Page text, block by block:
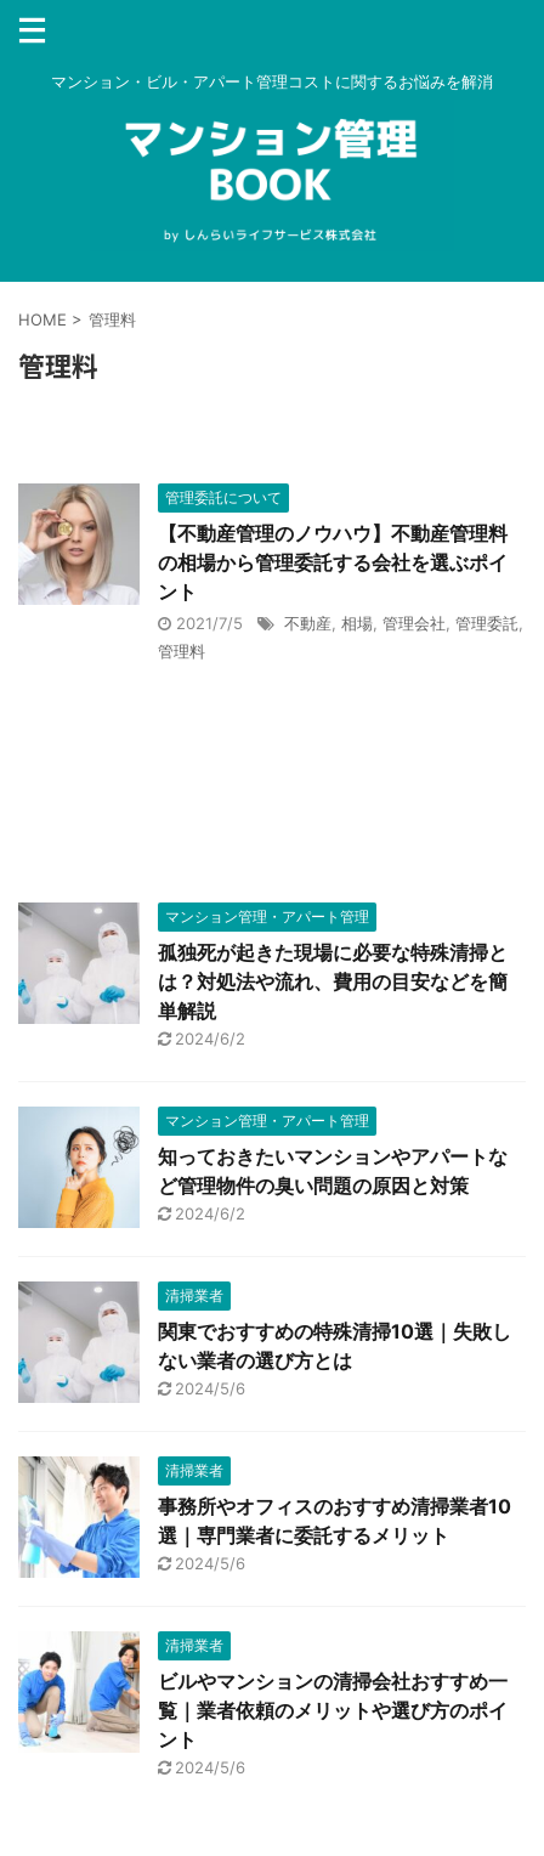
マンション・ビル・アパート管理コストに関するお悩みを解消
HOME > 管理料
管理料
管理委託について
【不動産管理のノウハウ】不動産管理料
の相場から管理委託する会社を選ぶポイ
ント
2021/7/5 不動産 相場 管理会社 管理委託
管理料
マンション管理・アパート管理
孤独死が起きた現場に必要な特殊清掃と
は？対処法や流れ、費用の目安などを簡
単解説
2024/6/2
マンション管理・アパート管理
知っておきたいマンションやアパートな
ど管理物件の臭い問題の原因と対策
2024/6/2
清掃業者
関東でおすすめの特殊清掃10選｜失敗し
ない業者の選び方とは
2024/5/6
清掃業者
事務所やオフィスのおすすめ清掃業者10
選｜専門業者に委託するメリット
2024/5/6
清掃業者
ビルやマンションの清掃会社おすすめ一
覧｜業者依頼のメリットや選び方のポイ
ント
2024/5/6